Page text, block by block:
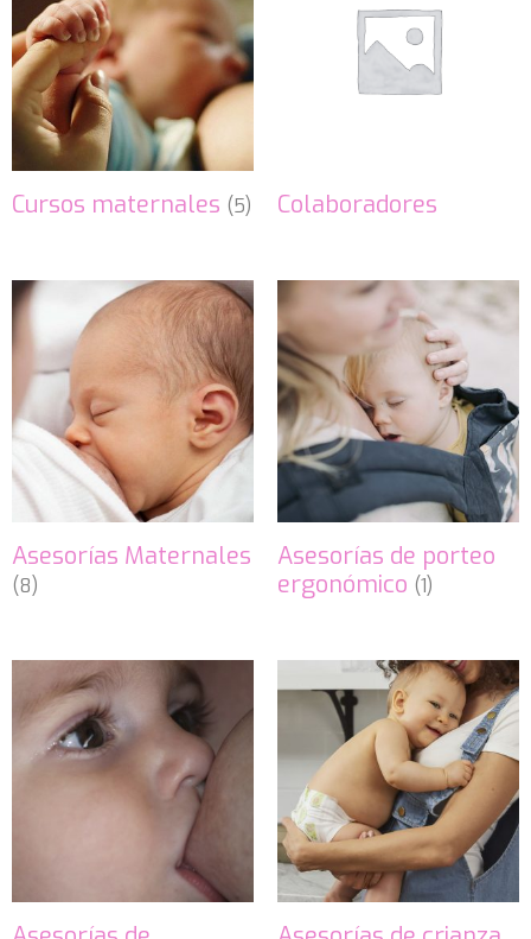
Cursos maternales (5) Colaboradores
Asesorías Maternales
(8)
Asesorías de porteo
ergonómico (1)